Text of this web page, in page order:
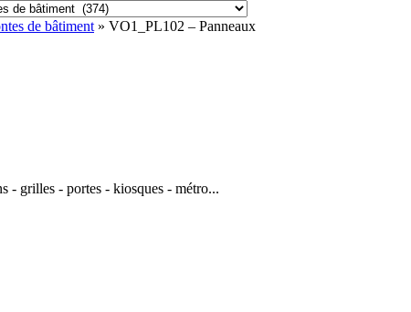
de bâtiment » VO1_PL102 – Panneaux
- grilles - portes - kiosques - métro...